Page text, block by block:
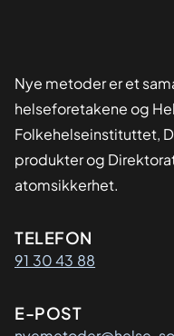
Nye metoder er et
helseforetakene og
Folkehelseinstituttet,
produkter og
atomsikkerhet.
TELEFON
91 30 43 88
E-POST